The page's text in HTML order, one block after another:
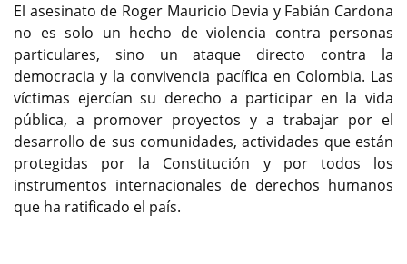
El asesinato de Roger Mauricio Devia y Fabián Cardona
no es solo un hecho de violencia contra personas
particulares, sino un ataque directo contra la
democracia y la convivencia pacífica en Colombia. Las
víctimas ejercían su derecho a participar en la vida
pública, a promover proyectos y a trabajar por el
desarrollo de sus comunidades, actividades que están
protegidas por la Constitución y por todos los
instrumentos internacionales de derechos humanos
que ha ratificado el país.